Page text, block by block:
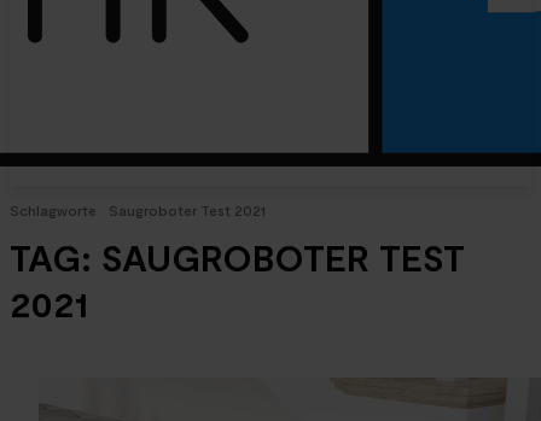
Schlagworte Saugroboter Test 2021
TAG: SAUGROBOTER TEST
2021